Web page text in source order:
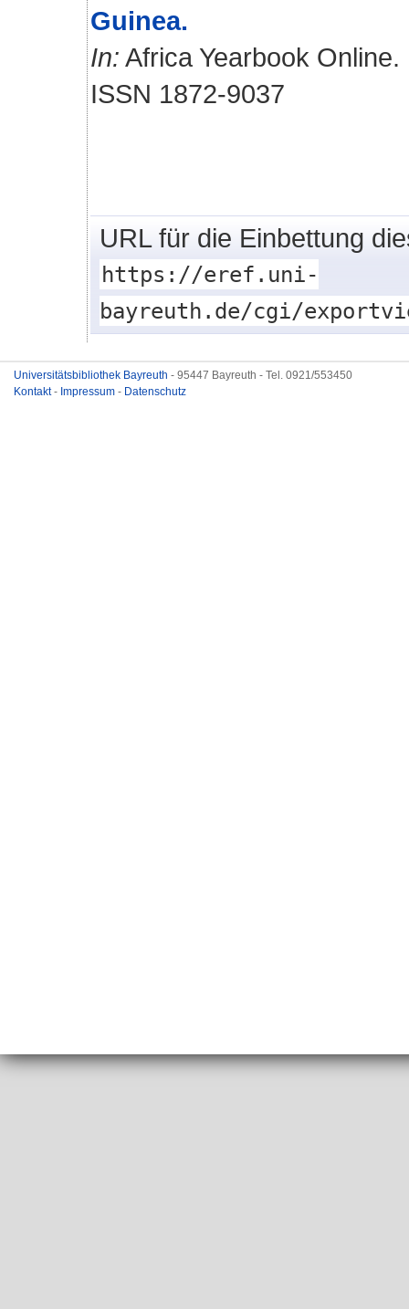
Guinea.
In: Africa Yearbook
ISSN 1872-9037
URL für die Einbettung
https://eref.uni-
bayreuth.de/cgi/
Universitätsbibliothek Bayreuth - 95447 Bayreuth - Tel. 0921/553450
Kontakt- Impressum - Datenschutz